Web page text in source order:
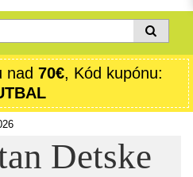
nad 70€, Kód kupónu:
Detske